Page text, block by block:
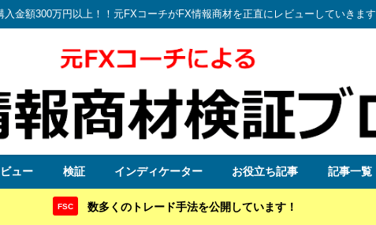
入金額300万円以上！！元FXコーチがFX情報商材を正直にレビューしていきます
ュー 検証 インディケーター お役立ち記事 記事一覧
FSC 数多くのトレード手法を公開しています！